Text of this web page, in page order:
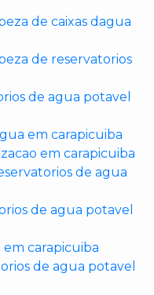
de caixas dagua
de reservatorios
de agua potavel
em carapicuiba
em carapicuiba
de agua
de agua potavel
em carapicuiba
de agua potavel